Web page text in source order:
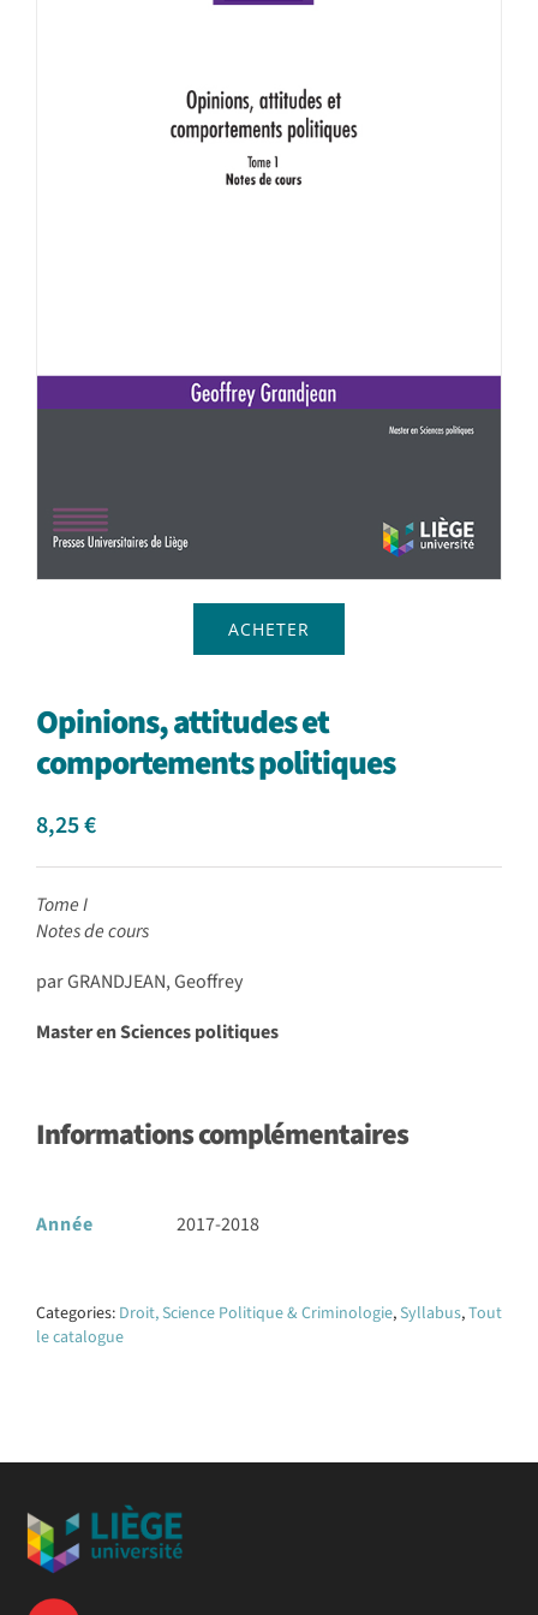
Panier WooCommerce
ACHETER
Opinions, attitudes et
comportements politiques
8,25€
Tome I
Notes de cours
par GRANDJEAN, Geoffrey
Master en Sciences politiques
Informations complémentaires
Année 2017-2018
Categories: Droit, Science Politique & Criminologie,Syllabus,Tout
le catalogue